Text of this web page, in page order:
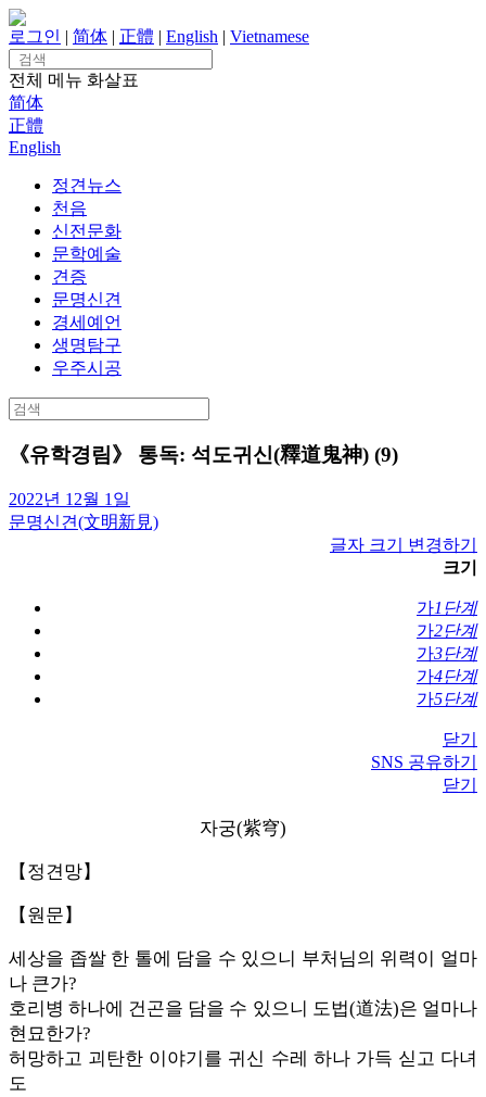
Skip
to
content
로그인 | 简体 | 正體 | English | Vietnamese
Search
for:
전체 메뉴 화살표
简体
正體
English
정견뉴스
천음
신전문화
문학예술
견증
문명신견
경세예언
생명탐구
우주시공
Search
for:
《유학경림》 통독: 석도귀신(釋道鬼神) (9)
2022년 12월 1일
문명신견(文明新見)
글자 크기 변경하기
크기
가1단계
가2단계
가3단계
가4단계
가5단계
닫기
SNS 공유하기
닫기
자궁(紫穹)
【정견망】
【원문】
세상을 좁쌀 한 톨에 담을 수 있으니 부처님의 위력이 얼마
나 큰가?
호리병 하나에 건곤을 담을 수 있으니 도법(道法)은 얼마나
현묘한가?
허망하고 괴탄한 이야기를 귀신 수레 하나 가득 싣고 다녀
도